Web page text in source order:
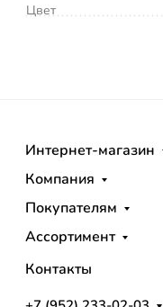
Цвет
Интернет-магазин
Компания
Покупателям
Ассортимент
Контакты